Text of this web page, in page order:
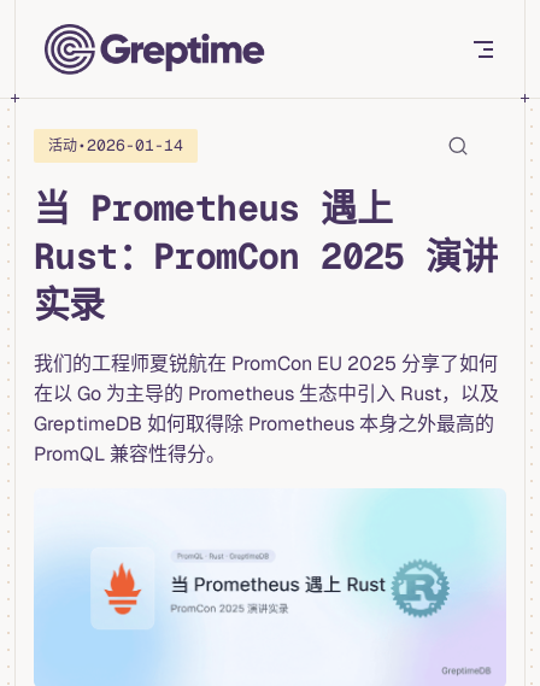
Skip to content
活动•2026-01-14
当 Prometheus 遇上
Rust：PromCon 2025 演讲
实录
我们的工程师夏锐航在 PromCon EU 2025 分享了如何
在以 Go 为主导的 Prometheus 生态中引入 Rust，以及
GreptimeDB 如何取得除 Prometheus 本身之外最高的
PromQL 兼容性得分。